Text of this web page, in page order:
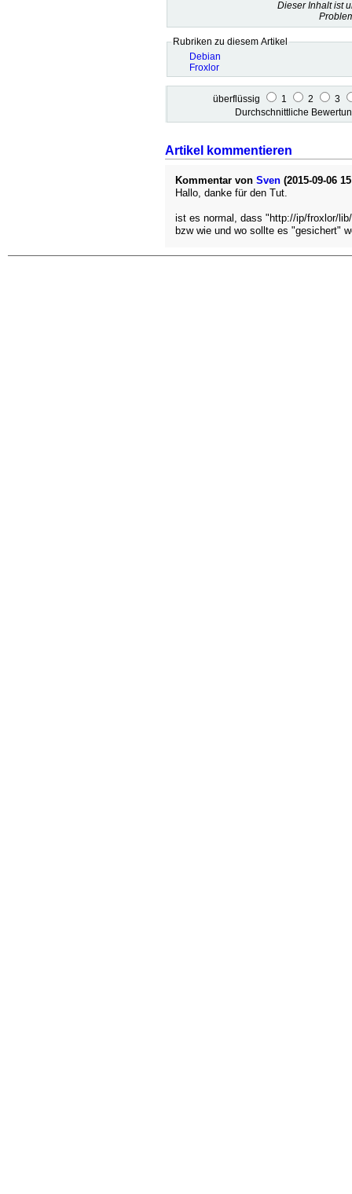
Dieser Inhalt ist
Rubriken zu diesem Artikel
Debian
Froxlor
überflüssig 1 2
3
Durchschnittliche
Artikel kommentieren
Kommentar von Sven(2015-09-06
Hallo, danke für den Tut.
ist es normal, dass "http://ip/froxlor/
bzw wie und wo sollte es "gesichert"